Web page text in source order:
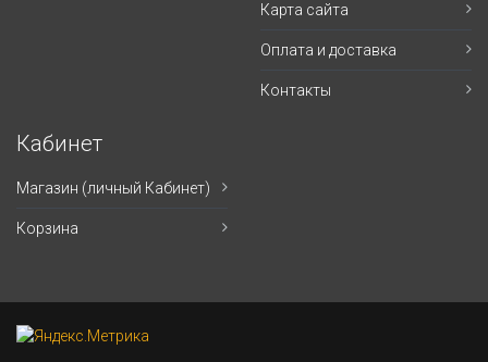
Карта сайта
Оплата и доставка
Контакты
Кабинет
Магазин (личный Кабинет)
Корзина